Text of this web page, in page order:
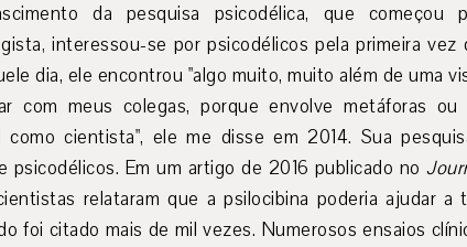
da pesquisa psicodélica, que
interessou-se por psicodélicos pela primeira
dia, ele encontrou "algo muito, muito além de uma
com meus colegas, porque envolve metáforas
como cientista", ele me disse em 2014. Sua
psicodélicos. Em um artigo de 2016 publicado no
relataram que a psilocibina poderia ajudar
foi citado mais de mil vezes. Numerosos ensaios